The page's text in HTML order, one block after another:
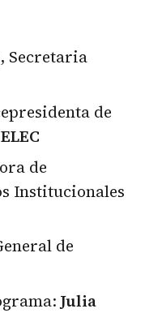
, Secretaria
de
de
Institucionales
de
Julia